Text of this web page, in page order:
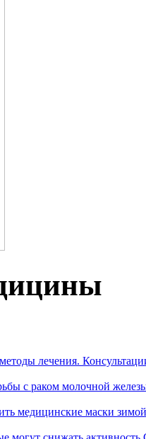
лечения.
с раком молочной
медицинские маски зимой